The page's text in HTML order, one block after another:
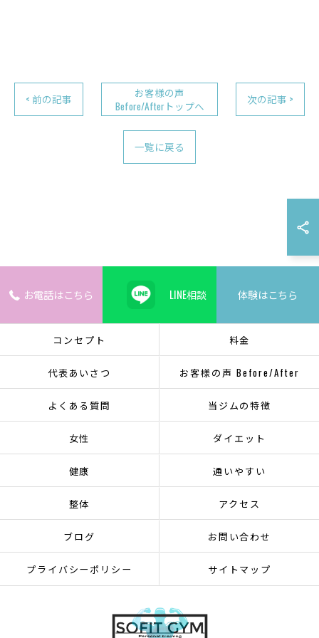
< 前の記事
お客様の声
Before/Afterトップへ
次の記事 >
一覧に戻る
お電話はこちら LINE相談 体験はこちら
コンセプト 料金
代表あいさつ お客様の声 Before/After
よくある質問 当ジムの特徴
女性 ダイエット
健康 通いやすい
整体 アクセス
ブログ お問い合わせ
プライバシーポリシー サイトマップ